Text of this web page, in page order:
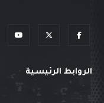
الروابط الرئيسية